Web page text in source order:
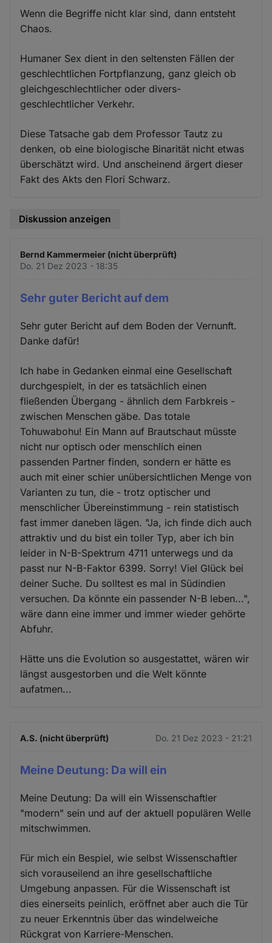
Wenn die Begriffe nicht klar sind, dann entsteht
Chaos.
Humaner Sex dient in den seltensten Fällen der
geschlechtlichen Fortpflanzung, ganz gleich ob
gleichgeschlechtlicher oder divers-
geschlechtlicher Verkehr.
Diese Tatsache gab dem Professor Tautz zu
denken, ob eine biologische Binarität nicht etwas
überschätzt wird. Und anscheinend ärgert dieser
Fakt des Akts den Flori Schwarz.
Diskussion anzeigen
Bernd Kammermeier (nicht überprüft)
Do. 21 Dez 2023 - 18:35
Sehr guter Bericht auf dem
Sehr guter Bericht auf dem Boden der Vernunft.
Danke dafür!
Ich habe in Gedanken einmal eine Gesellschaft
durchgespielt, in der es tatsächlich einen
fließenden Übergang - ähnlich dem Farbkreis -
zwischen Menschen gäbe. Das totale
Tohuwabohu! Ein Mann auf Brautschaut müsste
nicht nur optisch oder menschlich einen
passenden Partner finden, sondern er hätte es
auch mit einer schier unübersichtlichen Menge von
Varianten zu tun, die - trotz optischer und
menschlicher Übereinstimmung - rein statistisch
fast immer daneben lägen. "Ja, ich finde dich auch
attraktiv und du bist ein toller Typ, aber ich bin
leider in N-B-Spektrum 4711 unterwegs und da
passt nur N-B-Faktor 6399. Sorry! Viel Glück bei
deiner Suche. Du solltest es mal in Südindien
versuchen. Da könnte ein passender N-B leben...",
wäre dann eine immer und immer wieder gehörte
Abfuhr.
Hätte uns die Evolution so ausgestattet, wären wir
längst ausgestorben und die Welt könnte
aufatmen...
A.S. (nicht überprüft) Do. 21 Dez 2023 - 21:21
Meine Deutung: Da will ein
Meine Deutung: Da will ein Wissenschaftler
"modern" sein und auf der aktuell populären Welle
mitschwimmen.
Für mich ein Bespiel, wie selbst Wissenschaftler
sich vorauseilend an ihre gesellschaftliche
Umgebung anpassen. Für die Wissenschaft ist
dies einerseits peinlich, eröffnet aber auch die Tür
zu neuer Erkenntnis über das windelweiche
Rückgrat von Karriere-Menschen.